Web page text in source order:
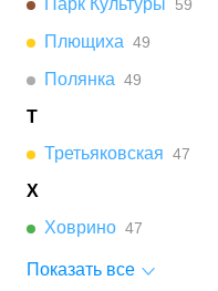
59
Плющиха 49
Полянка 49
Т
Третьяковская 47
Х
Ховрино 47
Показать все